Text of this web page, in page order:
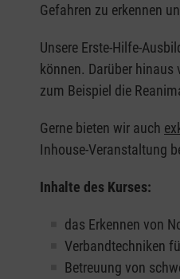
Gefahren zu erkennen
Unsere Erste-Hilfe-
können. Darüber
zum Beispiel die
Gerne bieten wir auch
Inhouse-Veranstaltung
Inhalte des Kurses:
das Erkennen von
Verbandtechniken
Betreuung von